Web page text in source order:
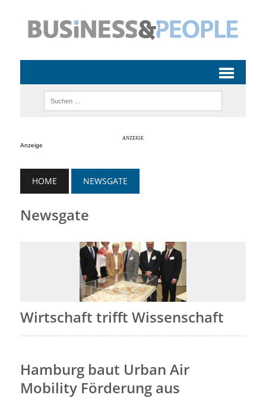
Anzeige
HOME NEWSGATE
Newsgate
Wirtschaft trifft Wissenschaft
Hamburg baut Urban Air
Mobility Förderung aus